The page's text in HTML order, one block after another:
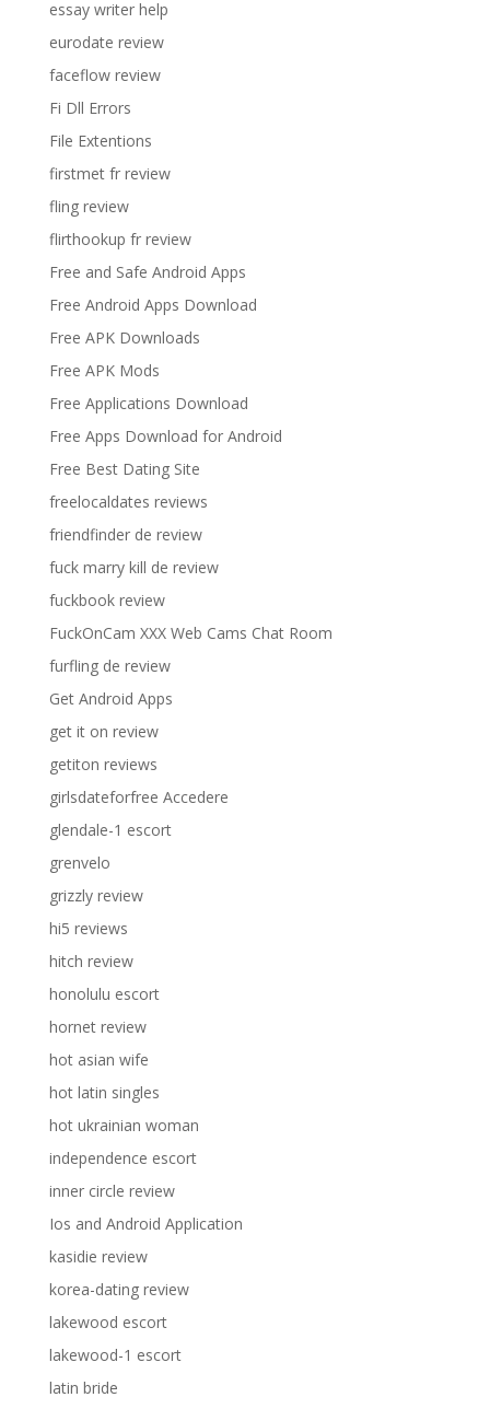
essay writer help
eurodate review
faceflow review
Fi Dll Errors
File Extentions
firstmet fr review
fling review
flirthookup fr review
Free and Safe Android Apps
Free Android Apps Download
Free APK Downloads
Free APK Mods
Free Applications Download
Free Apps Download for Android
Free Best Dating Site
freelocaldates reviews
friendfinder de review
fuck marry kill de review
fuckbook review
FuckOnCam XXX Web Cams Chat Room
furfling de review
Get Android Apps
get it on review
getiton reviews
girlsdateforfree Accedere
glendale-1 escort
grenvelo
grizzly review
hi5 reviews
hitch review
honolulu escort
hornet review
hot asian wife
hot latin singles
hot ukrainian woman
independence escort
inner circle review
Ios and Android Application
kasidie review
korea-dating review
lakewood escort
lakewood-1 escort
latin bride